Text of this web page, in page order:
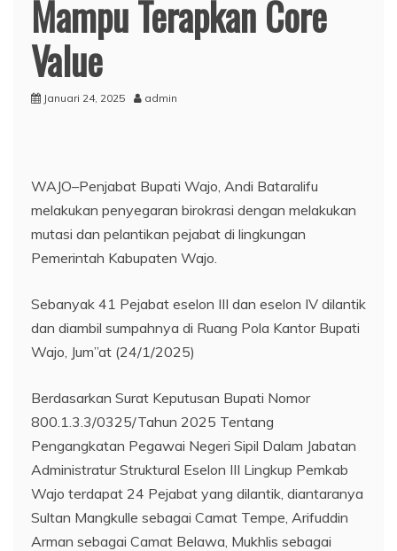
Mampu Terapkan Core
Value
Januari 24, 2025 admin
WAJO–Penjabat Bupati Wajo, Andi Bataralifu
melakukan penyegaran birokrasi dengan melakukan
mutasi dan pelantikan pejabat di lingkungan
Pemerintah Kabupaten Wajo.
Sebanyak 41 Pejabat eselon III dan eselon IV dilantik
dan diambil sumpahnya di Ruang Pola Kantor Bupati
Wajo, Jum”at (24/1/2025)
Berdasarkan Surat Keputusan Bupati Nomor
800.1.3.3/0325/Tahun 2025 Tentang
Pengangkatan Pegawai Negeri Sipil Dalam Jabatan
Administratur Struktural Eselon III Lingkup Pemkab
Wajo terdapat 24 Pejabat yang dilantik, diantaranya
Sultan Mangkulle sebagai Camat Tempe, Arifuddin
Arman sebagai Camat Belawa, Mukhlis sebagai